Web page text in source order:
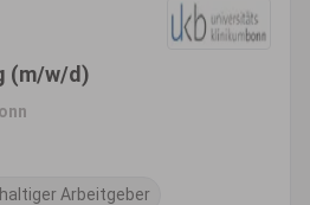
(m/w/d)
Arbeitgeber